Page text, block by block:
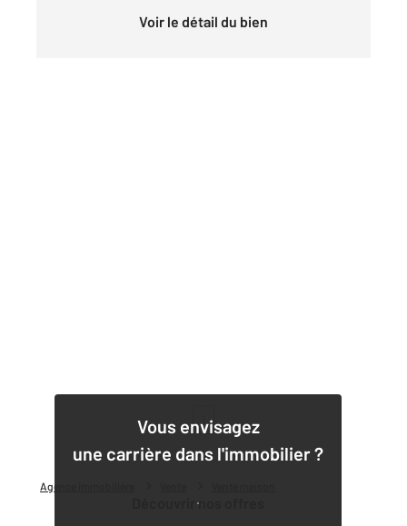
Agence immobilière
Voir le détail du bien
Vous envisagez
une carrière dans l'immobilier ?
Découvrir nos offres
1